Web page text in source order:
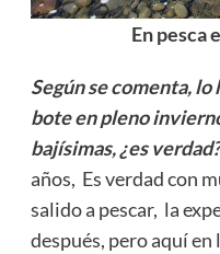
En pesca
Según se comenta,
bote en pleno
bajísimas, ¿es verdad?
años, Es verdad con
salido a pescar, la
después, pero aquí